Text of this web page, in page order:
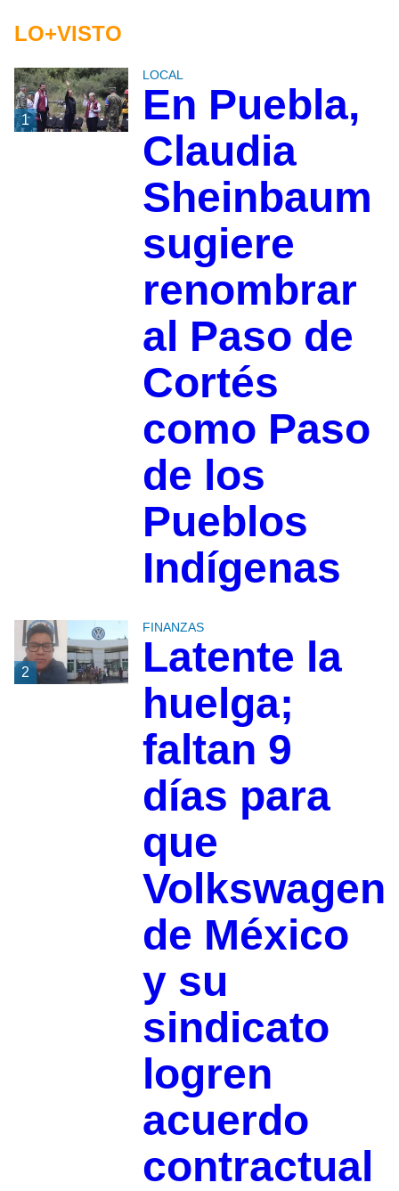
LO+VISTO
1
LOCAL
En Puebla,
Claudia
Sheinbaum
sugiere
renombrar
al Paso de
Cortés
como Paso
de los
Pueblos
Indígenas
2
FINANZAS
Latente la
huelga;
faltan 9
días para
que
Volkswagen
de México
y su
sindicato
logren
acuerdo
contractual